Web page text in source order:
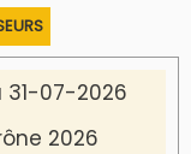
07-2026
2026